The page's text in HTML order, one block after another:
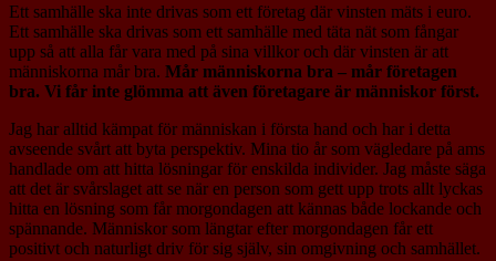
Ett samhälle ska inte drivas som ett företag där vinsten mäts i euro.
Ett samhälle ska drivas som ett samhälle med täta nät som fångar
upp så att alla får vara med på sina villkor och där vinsten är att
människorna mår bra. Mår människorna bra – mår företagen
bra. Vi får inte glömma att även företagare är människor först.
Jag har alltid kämpat för människan i första hand och har i detta
avseende svårt att byta perspektiv. Mina tio år som vägledare på ams
handlade om att hitta lösningar för enskilda individer. Jag måste säga
att det är svårslaget att se när en person som gett upp trots allt lyckas
hitta en lösning som får morgondagen att kännas både lockande och
spännande. Människor som längtar efter morgondagen får ett
positivt och naturligt driv för sig själv, sin omgivning och samhället.